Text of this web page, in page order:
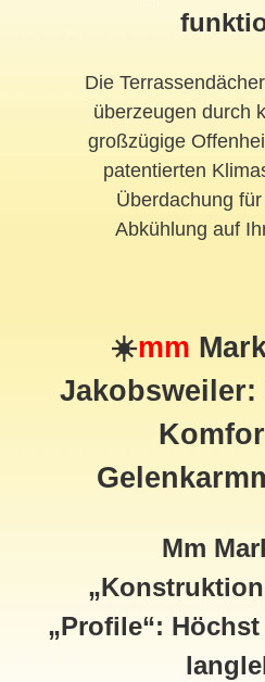
Die
überzeugen durch
großzügige
patentierten
Überdachung
Abkühlung auf
☀️mm
Jakobsweiler:
Mm
„Profile“: